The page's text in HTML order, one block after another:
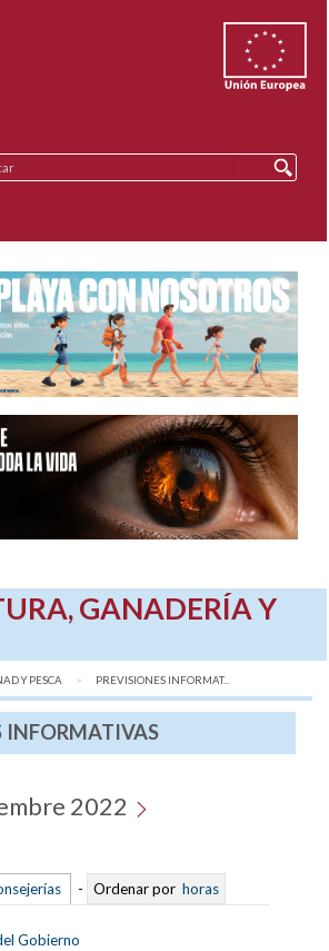
GANADERÍA Y
Y PESCA AQUÍ:
PREVISIONES INFORMAT...
INFORMATIVAS
2022
- Ordenar por horas
Gobierno